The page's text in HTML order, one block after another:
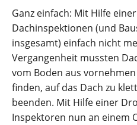
Ganz einfach: Mit Hilfe
Dachinspektionen (und
insgesamt) einfach nicht
Vergangenheit mussten
vom Boden aus
finden, auf das Dach zu
beenden. Mit Hilfe einer
Inspektoren nun an einem